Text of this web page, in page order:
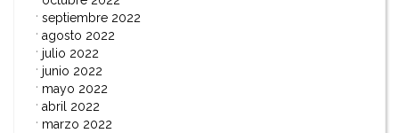
septiembre 2022
agosto 2022
julio 2022
junio 2022
mayo 2022
abril 2022
marzo 2022